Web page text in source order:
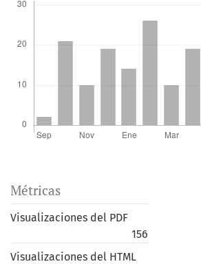
Métricas
Visualizaciones del PDF
156
Visualizaciones del HTML